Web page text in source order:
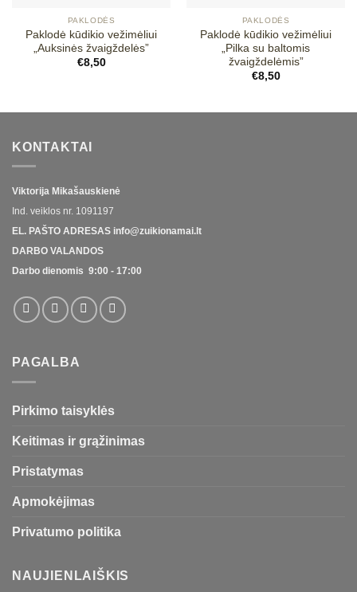
PAKLODĖS
Paklodė kūdikio vežimėliui
„Auksinės žvaigždelės”
€8,50
PAKLODĖS
Paklodė kūdikio vežimėliui
„Pilka su baltomis
žvaigždelėmis”
€8,50
KONTAKTAI
Viktorija Mikašauskienė
Ind. veiklos nr. 1091197
EL. PAŠTO ADRESAS info@zuikionamai.lt
DARBO VALANDOS
Darbo dienomis 9:00 - 17:00
PAGALBA
Pirkimo taisyklės
Keitimas ir grąžinimas
Pristatymas
Apmokėjimas
Privatumo politika
NAUJIENLAIŠKIS